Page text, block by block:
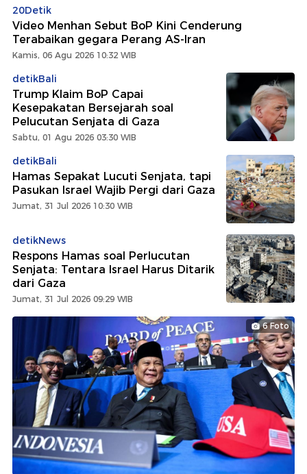
20Detik
Video Menhan Sebut BoP Kini Cenderung
Terabaikan gegara Perang AS-Iran
Kamis, 06 Agu 2026 10:32 WIB
detikBali
Trump Klaim BoP Capai
Kesepakatan Bersejarah soal
Pelucutan Senjata di Gaza
Sabtu, 01 Agu 2026 03:30 WIB
detikBali
Hamas Sepakat Lucuti Senjata, tapi
Pasukan Israel Wajib Pergi dari Gaza
Jumat, 31 Jul 2026 10:30 WIB
detikNews
Respons Hamas soal Perlucutan
Senjata: Tentara Israel Harus Ditarik
dari Gaza
Jumat, 31 Jul 2026 09:29 WIB
6 Foto